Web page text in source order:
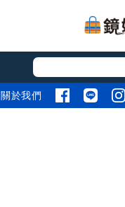
關於我們